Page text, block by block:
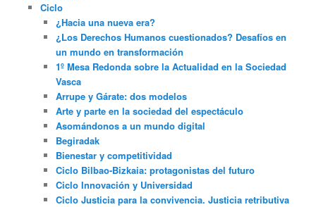
Ciclo
¿Hacia una nueva era?
¿Los Derechos Humanos cuestionados? Desafíos en
un mundo en transformación
1º Mesa Redonda sobre la Actualidad en la Sociedad
Vasca
Arrupe y Gárate: dos modelos
Arte y parte en la sociedad del espectáculo
Asomándonos a un mundo digital
Begiradak
Bienestar y competitividad
Ciclo Bilbao-Bizkaia: protagonistas del futuro
Ciclo Innovación y Universidad
Ciclo Justicia para la convivencia. Justicia retributiva